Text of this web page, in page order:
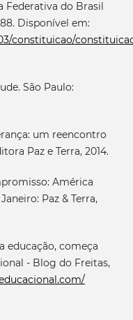
Federativa do Brasil
Disponível em:
constituicao/
São Paulo:
um reencontro
Paz e Terra, 2014.
América
Paz & Terra,
educação, começa
- Blog do Freitas,